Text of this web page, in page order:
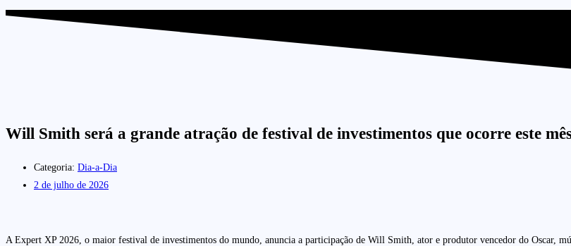
Will Smith será a grande atração de festival de investimentos que ocorre este
Categoria: Dia-a-Dia
2 de julho de 2026
A Expert XP 2026, o maior festival de investimentos do mundo, anuncia a participação de Will Smith, ator e produtor vencedor do Oscar,